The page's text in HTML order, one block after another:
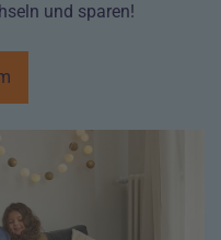
und sparen!